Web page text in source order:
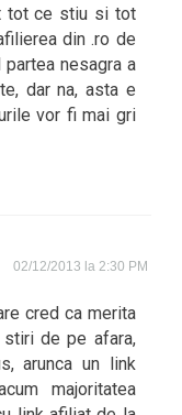
tot ce stiu si tot
din .ro de
nesagra a
dar na, asta e
vor fi mai gri
02/12/2013 la 2:30 PM
cred ca merita
de pe afara,
arunca un link
majoritatea